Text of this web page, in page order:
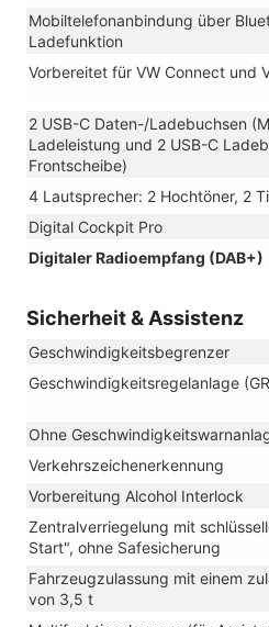
Mobiltelefonanbindung über
Ladefunktion
Vorbereitet für VW Connect und
2 USB-C Daten-/Ladebuchsen
Ladeleistung und 2 USB-C
Frontscheibe)
4 Lautsprecher: 2 Hochtöner, 2
Digital Cockpit Pro
Digitaler Radioempfang (DAB+)
Sicherheit & Assistenz
Geschwindigkeitsbegrenzer
Geschwindigkeitsregelanlage
Ohne
Verkehrszeichenerkennung
Vorbereitung Alcohol Interlock
Zentralverriegelung mit
Start", ohne Safesicherung
Fahrzeugzulassung mit einem
von 3,5 t